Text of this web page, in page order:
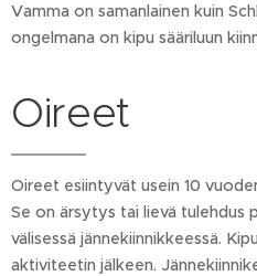
Vamma on samanlainen kuin
ongelmana on kipu sääriluun
Oireet
Oireet esiintyvät usein 10
Se on ärsytys tai lievä tulehdus
välisessä jännekiinnikkeessä.
aktiviteetin jälkeen.